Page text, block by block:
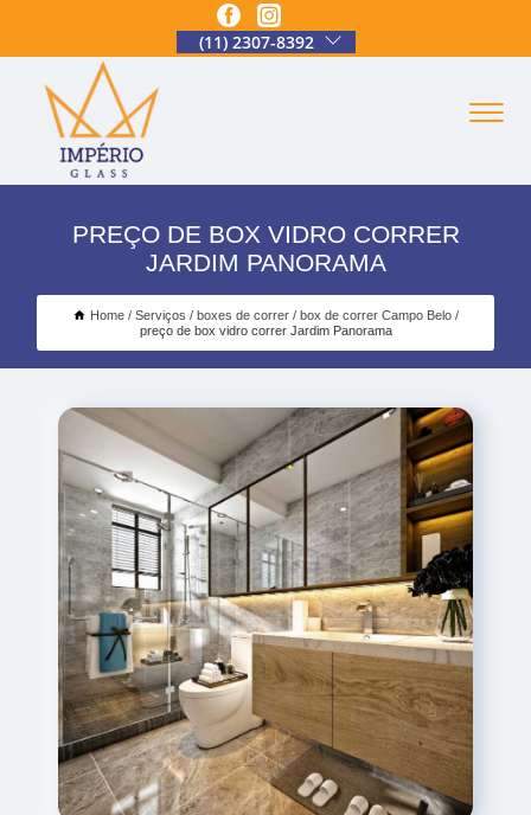
(11) 2307-8392
PREÇO DE BOX VIDRO CORRER
JARDIM PANORAMA
Home Serviços boxes de correr
box de correr Campo Belo
preço de box vidro correr Jardim Panorama